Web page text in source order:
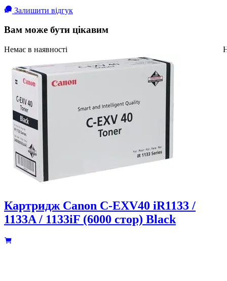
Залишити відгук
Вам може бути цікавим
Немає в наявності
Картридж Canon C-EXV40 iR1133 /
1133A / 1133iF (6000 стор) Black